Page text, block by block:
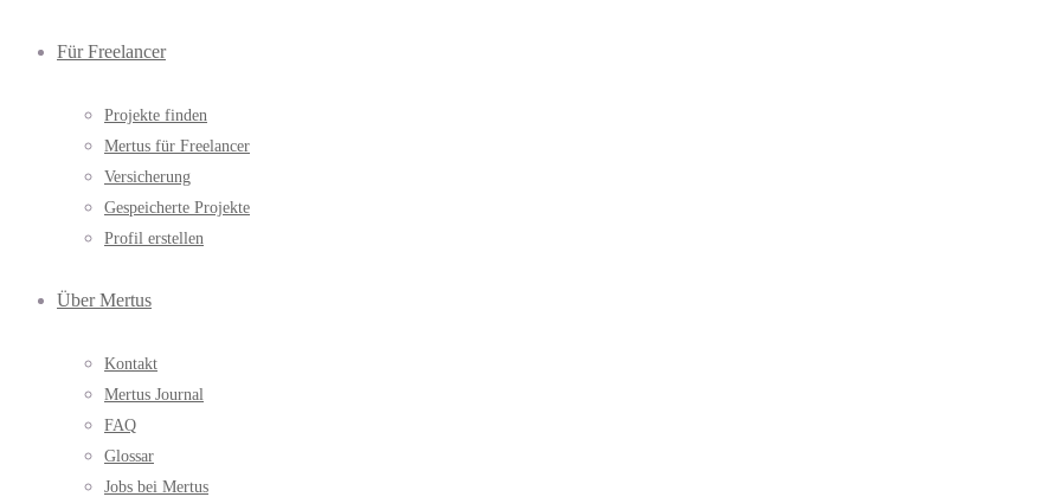
Für Freelancer
Projekte finden
Mertus für Freelancer
Versicherung
Gespeicherte Projekte
Profil erstellen
Über Mertus
Kontakt
Mertus Journal
FAQ
Glossar
Jobs bei Mertus